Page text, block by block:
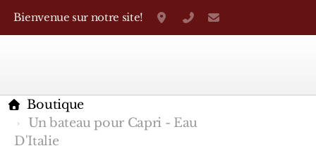
Bienvenue sur notre site! Grand-Rue 38, Genève
+41 22 310 38 75
Boutique
Un bateau pour Capri - Eau
D'Italie